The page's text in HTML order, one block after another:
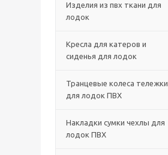
Изделия из пвх ткани для
лодок
Кресла для катеров и
сиденья для лодок
Транцевые колеса тележки
для лодок ПВХ
Накладки сумки чехлы для
лодок ПВХ